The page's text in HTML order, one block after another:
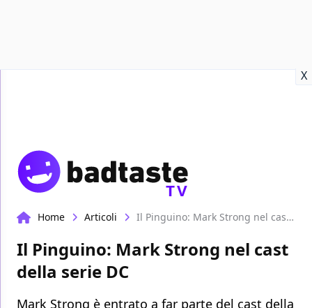
X
TV
Home Articoli Il Pinguino: Mark Strong nel cast della serie DC
Il Pinguino: Mark Strong nel cast
della serie DC
Mark Strong è entrato a far parte del cast della